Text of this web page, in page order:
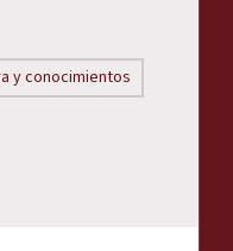
y conocimientos